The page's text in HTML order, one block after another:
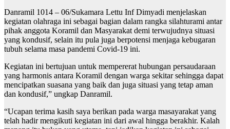
Danramil 1014 – 06/Sukamara Lettu Inf Dimyadi menjelaskan
kegiatan olahraga ini sebagai bagian dalam rangka silahturami antar
pihak anggota Koramil dan Masyarakat demi terwujudnya situasi
yang kondusif, selain itu pula juga berpotensi menjaga kebugaran
tubuh selama masa pandemi Covid-19 ini.
Kegiatan ini bertujuan untuk mempererat hubungan persaudaraan
yang harmonis antara Koramil dengan warga sekitar sehingga dapat
mencipatkan suasana yang baik dan juga situasi yang tetap aman
dan kondusif,” ungkap Danramil.
“Ucapan terima kasih saya berikan pada warga masayarakat yang
telah hadir mengikuti kegiatan ini dari awal hingga berakhir. Kalah